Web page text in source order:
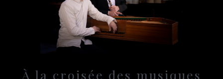
À la croisée des musiques